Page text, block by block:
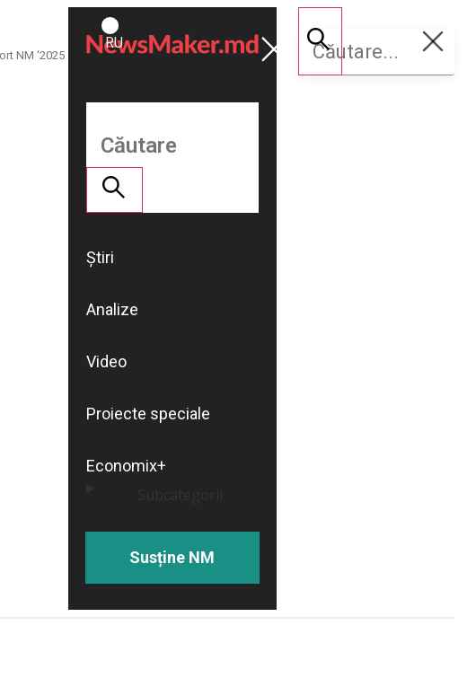
NM ‘2025
ROMÂNĂ
RU
Susține
NM
Știri
Analize
Video
Proiecte speciale
Economix+
Susține NM